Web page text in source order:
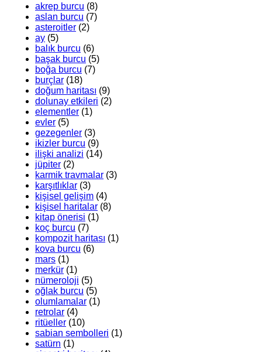
akrep burcu (8)
aslan burcu (7)
asteroitler (2)
ay (5)
balık burcu (6)
başak burcu (5)
boğa burcu (7)
burçlar (18)
doğum haritası (9)
dolunay etkileri (2)
elementler (1)
evler (5)
gezegenler (3)
ikizler burcu (9)
ilişki analizi (14)
jüpiter (2)
karmik travmalar (3)
karşıtlıklar (3)
kişisel gelişim (4)
kişisel haritalar (8)
kitap önerisi (1)
koç burcu (7)
kompozit haritası (1)
kova burcu (6)
mars (1)
merkür (1)
nümeroloji (5)
oğlak burcu (5)
olumlamalar (1)
retrolar (4)
ritüeller (10)
sabian sembolleri (1)
satürn (1)